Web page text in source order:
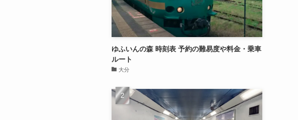
ゆふいんの森 時刻表 予約の難易度や料金・乗車
ルート
大分